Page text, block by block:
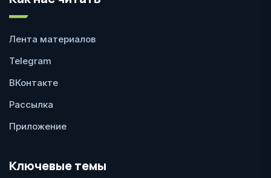
Лента материалов
Telegram
ВКонтакте
Рассылка
Приложение
Ключевые темы